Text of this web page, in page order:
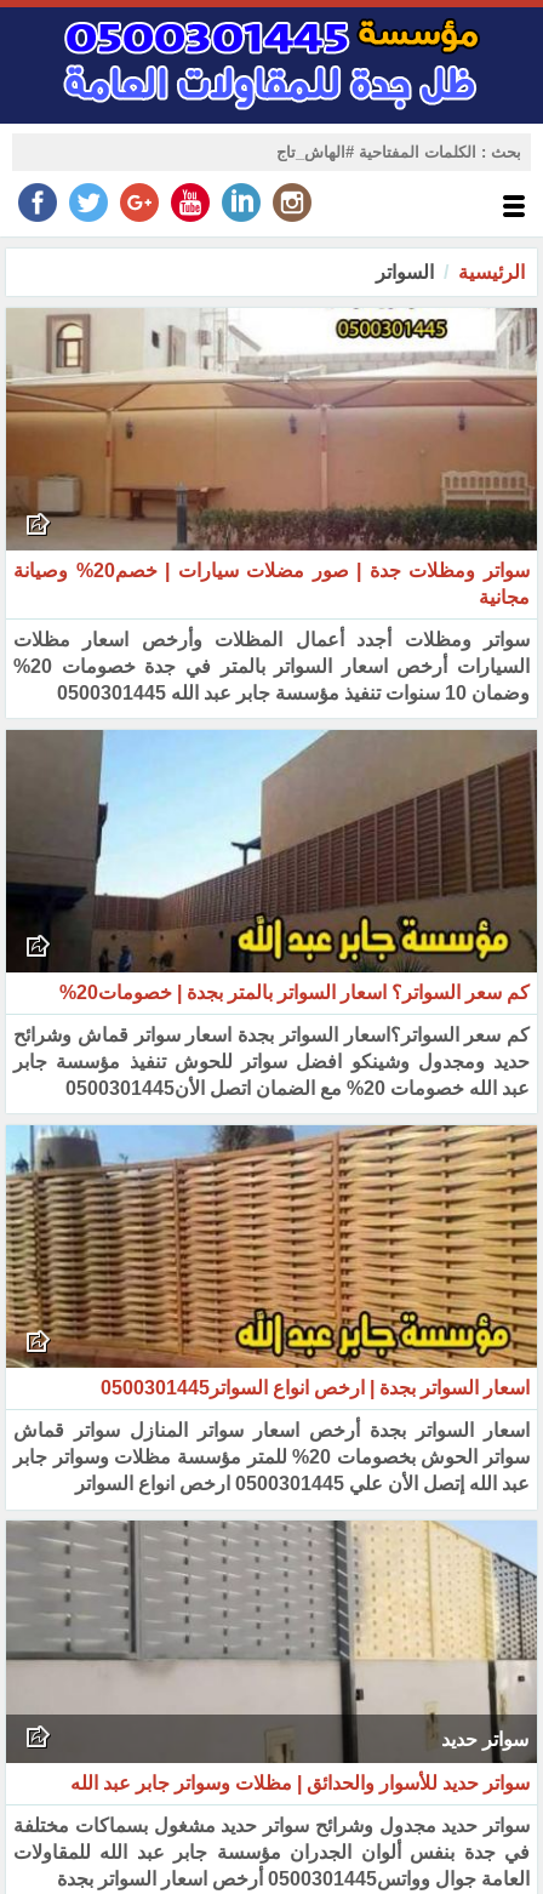
الرئيسية السواتر
سواتر ومظلات جدة | صور مضلات سيارات | خصم20% وصيانة
مجانية
سواتر ومظلات أجدد أعمال المظلات وأرخص اسعار مظلات
السيارات أرخص اسعار السواتر بالمتر في جدة خصومات 20%
وضمان 10 سنوات تنفيذ مؤسسة جابر عبد الله 0500301445
كم سعر السواتر؟ اسعار السواتر بالمتر بجدة | خصومات20%
كم سعر السواتر؟اسعار السواتر بجدة اسعار سواتر قماش وشرائح
حديد ومجدول وشينكو افضل سواتر للحوش تنفيذ مؤسسة جابر
عبد الله خصومات 20% مع الضمان اتصل الأن0500301445
اسعار السواتر بجدة | ارخص انواع السواتر0500301445 ‏
اسعار السواتر بجدة أرخص اسعار سواتر المنازل سواتر قماش
سواتر الحوش بخصومات 20% للمتر مؤسسة مظلات وسواتر جابر
عبد الله إتصل الأن علي 0500301445 ارخص انواع السواتر
سواتر حديد
سواتر حديد للأسوار والحدائق | مظلات وسواتر جابر عبد الله
سواتر حديد مجدول وشرائح سواتر حديد مشغول بسماكات مختلفة
في جدة بنفس ألوان الجدران مؤسسة جابر عبد الله للمقاولات
العامة جوال وواتس0500301445 أرخص اسعار السواتر بجدة